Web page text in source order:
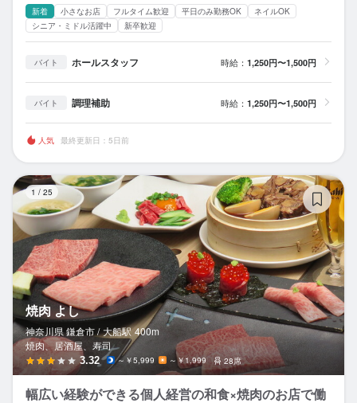
新着 小さなお店 フルタイム歓迎 平日のみ勤務OK
ネイルOK
シニア・ミドル活躍中
新卒歓迎
バイト ホールスタッフ 時給： 1,250円〜1,500円
バイト 調理補助 時給： 1,250円〜1,500円
人気 最終更新日：5日前
1 / 25
焼肉 よし
神奈川県 鎌倉市 / 大船駅 400m
焼肉、居酒屋、寿司
3.32 ～￥5,999 ～￥1,999 28席
幅広い経験ができる個人経営の和食×焼肉のお店で働